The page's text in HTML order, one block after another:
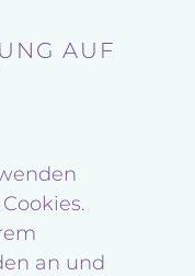
AUF
an und